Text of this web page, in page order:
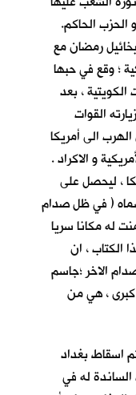
الحاكم.
رمضان مع
؛ وقع في حبها
، بعد
القوات
الى أمريكا
و الاكراد .
، ليحصل على
( في ظل صدام
له مكانا سريا
الكتاب ، ان
الاخر ؛جاسم
كبرى ، هي من
اسقاط بغداد
الساندة له في